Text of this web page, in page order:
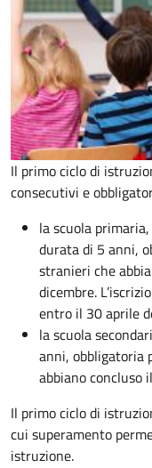
Il primo ciclo di
consecutivi e
la scuola
durata di 5 anni,
stranieri che
dicembre.
entro il 30 aprile
la scuola
anni, obbligatoria
abbiano concluso
Il primo ciclo di
cui superamento
istruzione.